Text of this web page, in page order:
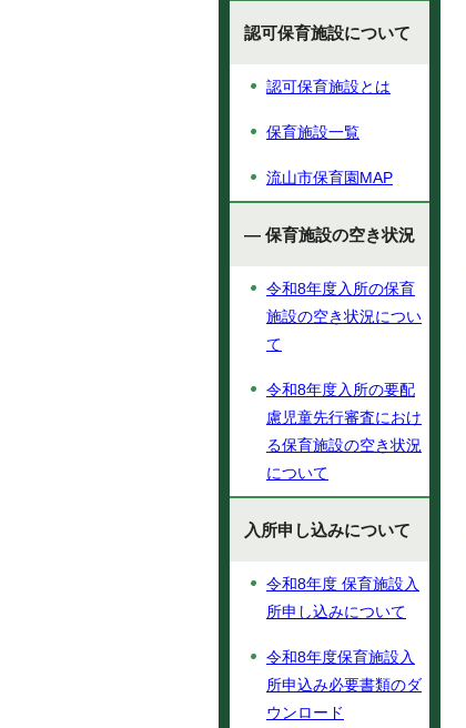
認可保育施設について
認可保育施設とは
保育施設一覧
流山市保育園MAP
— 保育施設の空き状況
令和8年度入所の保育
施設の空き状況につい
て
令和8年度入所の要配
慮児童先行審査におけ
る保育施設の空き状況
について
入所申し込みについて
令和8年度 保育施設入
所申し込みについて
令和8年度保育施設入
所申込み必要書類のダ
ウンロード